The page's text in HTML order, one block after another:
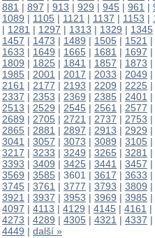
881 | 897 | 913 | 929 | 945 | 961 |
1089 | 1105 | 1121 | 1137 | 1153 |
| 1281 | 1297 | 1313 | 1329 | 1345
1457 | 1473 | 1489 | 1505 | 1521 |
1633 | 1649 | 1665 | 1681 | 1697 |
1809 | 1825 | 1841 | 1857 | 1873 |
1985 | 2001 | 2017 | 2033 | 2049 |
2161 | 2177 | 2193 | 2209 | 2225 |
2337 | 2353 | 2369 | 2385 | 2401 |
2513 | 2529 | 2545 | 2561 | 2577 |
2689 | 2705 | 2721 | 2737 | 2753 |
2865 | 2881 | 2897 | 2913 | 2929 |
3041 | 3057 | 3073 | 3089 | 3105 |
3217 | 3233 | 3249 | 3265 | 3281 |
3393 | 3409 | 3425 | 3441 | 3457 |
3569 | 3585 | 3601 | 3617 | 3633 |
3745 | 3761 | 3777 | 3793 | 3809 |
3921 | 3937 | 3953 | 3969 | 3985 |
4097 | 4113 | 4129 | 4145 | 4161 |
4273 | 4289 | 4305 | 4321 | 4337 |
4449 | další »